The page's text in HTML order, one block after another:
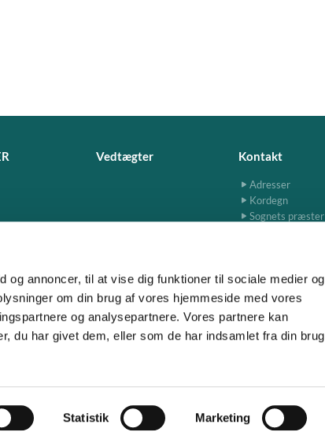
og annoncer, til at vise dig funktioner til sociale medier og
om din brug af vores hjemmeside med vores
og analysepartnere. Vores partnere kan
du har givet dem, eller som de har indsamlet fra din brug
Statistik Marketing
Vedtægter Kontakt
Adresser
Kordegn
Sognets præster
skensved.dk · Ndr. Byvej 13, 2680 Solrød